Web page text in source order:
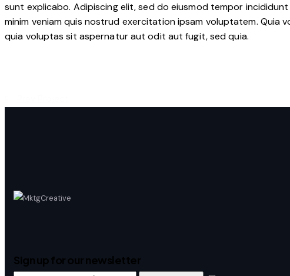
sunt explicabo. Adipiscing elit, sed do eiusmod tempor
minim veniam quis nostrud exercitation ipsam voluptatem. Quia
quia voluptas sit aspernatur aut odit aut fugit, sed quia.
Sign up for our newsletter